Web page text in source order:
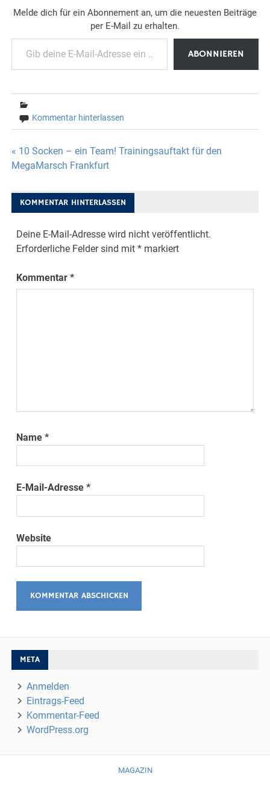
Melde dich für ein Abonnement an, um die neuesten Beiträge
per E-Mail zu erhalten.
Gib deine E-Mail-Adresse ein ...
ABONNIEREN
Kommentar hinterlassen
Beitragsnavigation
« 10 Socken – ein Team! Trainingsauftakt für den
MegaMarsch Frankfurt
KOMMENTAR HINTERLASSEN
Deine E-Mail-Adresse wird nicht veröffentlicht.
Erforderliche Felder sind mit* markiert
Kommentar*
Name*
E-Mail-Adresse*
Website
META
Anmelden
Eintrags-Feed
Kommentar-Feed
WordPress.org
MAGAZIN